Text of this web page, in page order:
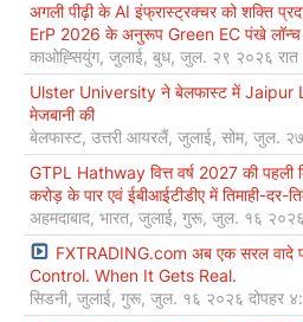
अगली पीढ़ी के AI इंफ्रास्ट्रक्चर को शक्ति
ErP 2026 के अनुरूप Green EC पंखे लॉन्च
काओह्सियुंग, जुलाई, बुध, जुल. २९ २०२६
Ulster University ने बेलफास्ट में Jaipur
मेजबानी की
बेलफास्ट, उत्तरी आयरलैं, जुलाई, सोम, जुल.
GTPL Hathway वित्त वर्ष 2027 की पहली
करोड़ के पार एवं ईबीआईटीडीए में तिमाही-दर-
अहमदाबाद, भारत, जुलाई, गुरू, जुल. १६
FXTRADING.com अब एक सरल वादे
Control. When It Gets Real.
सिडनी, जुलाई, गुरू, जुल. १६ २०२६ दोपहर